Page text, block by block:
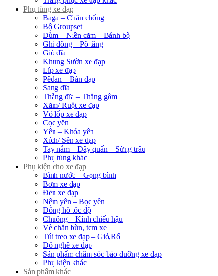
Phụ tùng xe đạp
Baga – Chân chống
Bộ Groupset
Đùm – Niền căm – Bánh bộ
Ghi đông – Pô tăng
Giò dĩa
Khung Sườn xe đạp
Líp xe đạp
Pêdan – Bàn đạp
Sang đĩa
Thắng đĩa – Thắng gôm
Xăm/ Ruột xe đạp
Vỏ lốp xe đạp
Cọc yên
Yên – Khóa yên
Xích/ Sên xe đạp
Tay nắm – Dây quấn – Sừng trâu
Phụ tùng khác
Phụ kiện cho xe đạp
Bình nước – Gọng bình
Bơm xe đạp
Đèn xe đạp
Nệm yên – Bọc yên
Đồng hồ tốc độ
Chuông – Kính chiếu hậu
Vè chắn bùn, tem xe
Túi treo xe đạp – Giỏ,Rổ
Đồ nghề xe đạp
Sản phẩm chăm sóc bảo dưỡng xe đạp
Phụ kiện khác
Sản phẩm khác